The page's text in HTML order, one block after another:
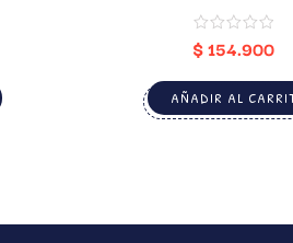
$154.900
AÑADIR AL